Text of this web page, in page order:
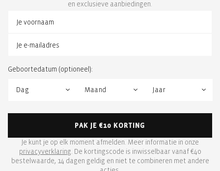
en exclusieve aanbiedingen.
Geboortedatum (optioneel):
PAK JE €10 KORTING
Je kunt je op elk moment afmelden. Meer informatie in onze
privacyverklaring. De kortingscode is inwisselbaar vanaf €40
bestelwaarde, 14 dagen geldig en niet te combineren met andere